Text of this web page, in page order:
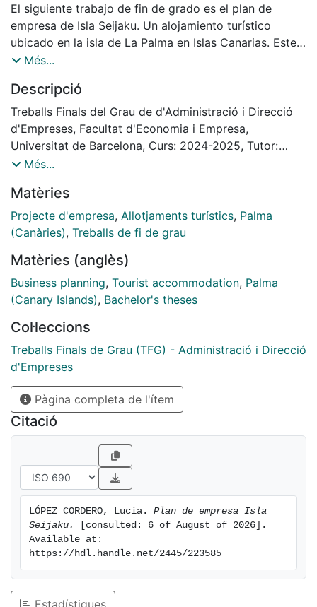
El siguiente trabajo de fin de grado es el plan de
empresa de Isla Seijaku. Un alojamiento turístico
ubicado en la isla de La Palma en Islas Canarias. Este
alojamiento está orientado principalmente para
naturaleza.
La propuesta surge de la creciente demanda de un
turismo emocional y de las experiencias únicas y nos
planteamos como una alternativa a los hoteles
convencionales y las casas vacacionales. Mezclando
El alojamiento será gestionado íntegramente por una
persona y se desarrollará con una inversión inicial
reducida, puesto que se quiere crear un hotel en una
El objetivo principal del trabajo es evaluar la viabilidad
del proyecto mediante el análisis del mercado de los
alojamientos turísticos, la competencia y las
operacional, jurídico y financiero serán los principales
puntos donde veremos la viabilidad. Planteándonos un
horizonte temporal de 3 años.
Més...
Descripció
Treballs Finals del Grau de d'Administració i Direcció
d'Empreses, Facultat d'Economia i Empresa,
Universitat de Barcelona, Curs: 2024-2025, Tutor:
María del Carmen Gracia
Més...
Matèries
Projecte d'empresa, Allotjaments turístics, Palma
(Canàries), Treballs de fi de grau
Matèries (anglès)
Business planning, Tourist accommodation, Palma
(Canary Islands), Bachelor's theses
Col·leccions
Treballs Finals de Grau (TFG) - Administració i Direcció
d'Empreses
Pàgina completa de l'ítem
Citació
LÓPEZ CORDERO, Lucía. Plan de empresa Isla
Seijaku.
[consulted: 6 of August of 2026].
Available at:
https://hdl.handle.net/2445/223585